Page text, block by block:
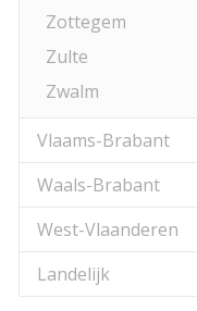
Zottegem
Zulte
Zwalm
Vlaams-Brabant
Waals-Brabant
West-Vlaanderen
Landelijk